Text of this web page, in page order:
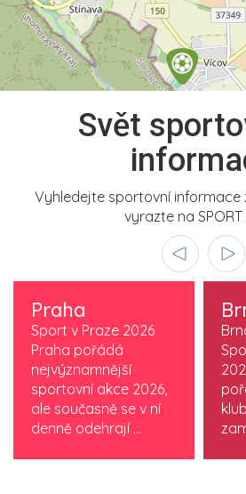
Svět
Vyhledejte sportovní informace
vyrazte na SPORT
Praha
Sport v Praze 2026
Praha pořádá
nejvýznamnější
sportovní akce 2026,
ale současně se v ní
denně odehrají ...